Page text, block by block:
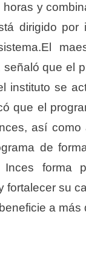
y
dirigido por
El
señaló que el
instituto se
que el
así
de
Inces forma
fortalecer su
a